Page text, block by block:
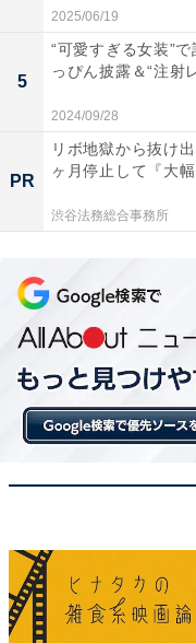
2025/06/19
5
“可愛すぎる女装”
っぴん披露＆“注射
2024/09/28
PR
リボ地獄から抜け
ヶ月停止して『大
渋谷法務総合事務所